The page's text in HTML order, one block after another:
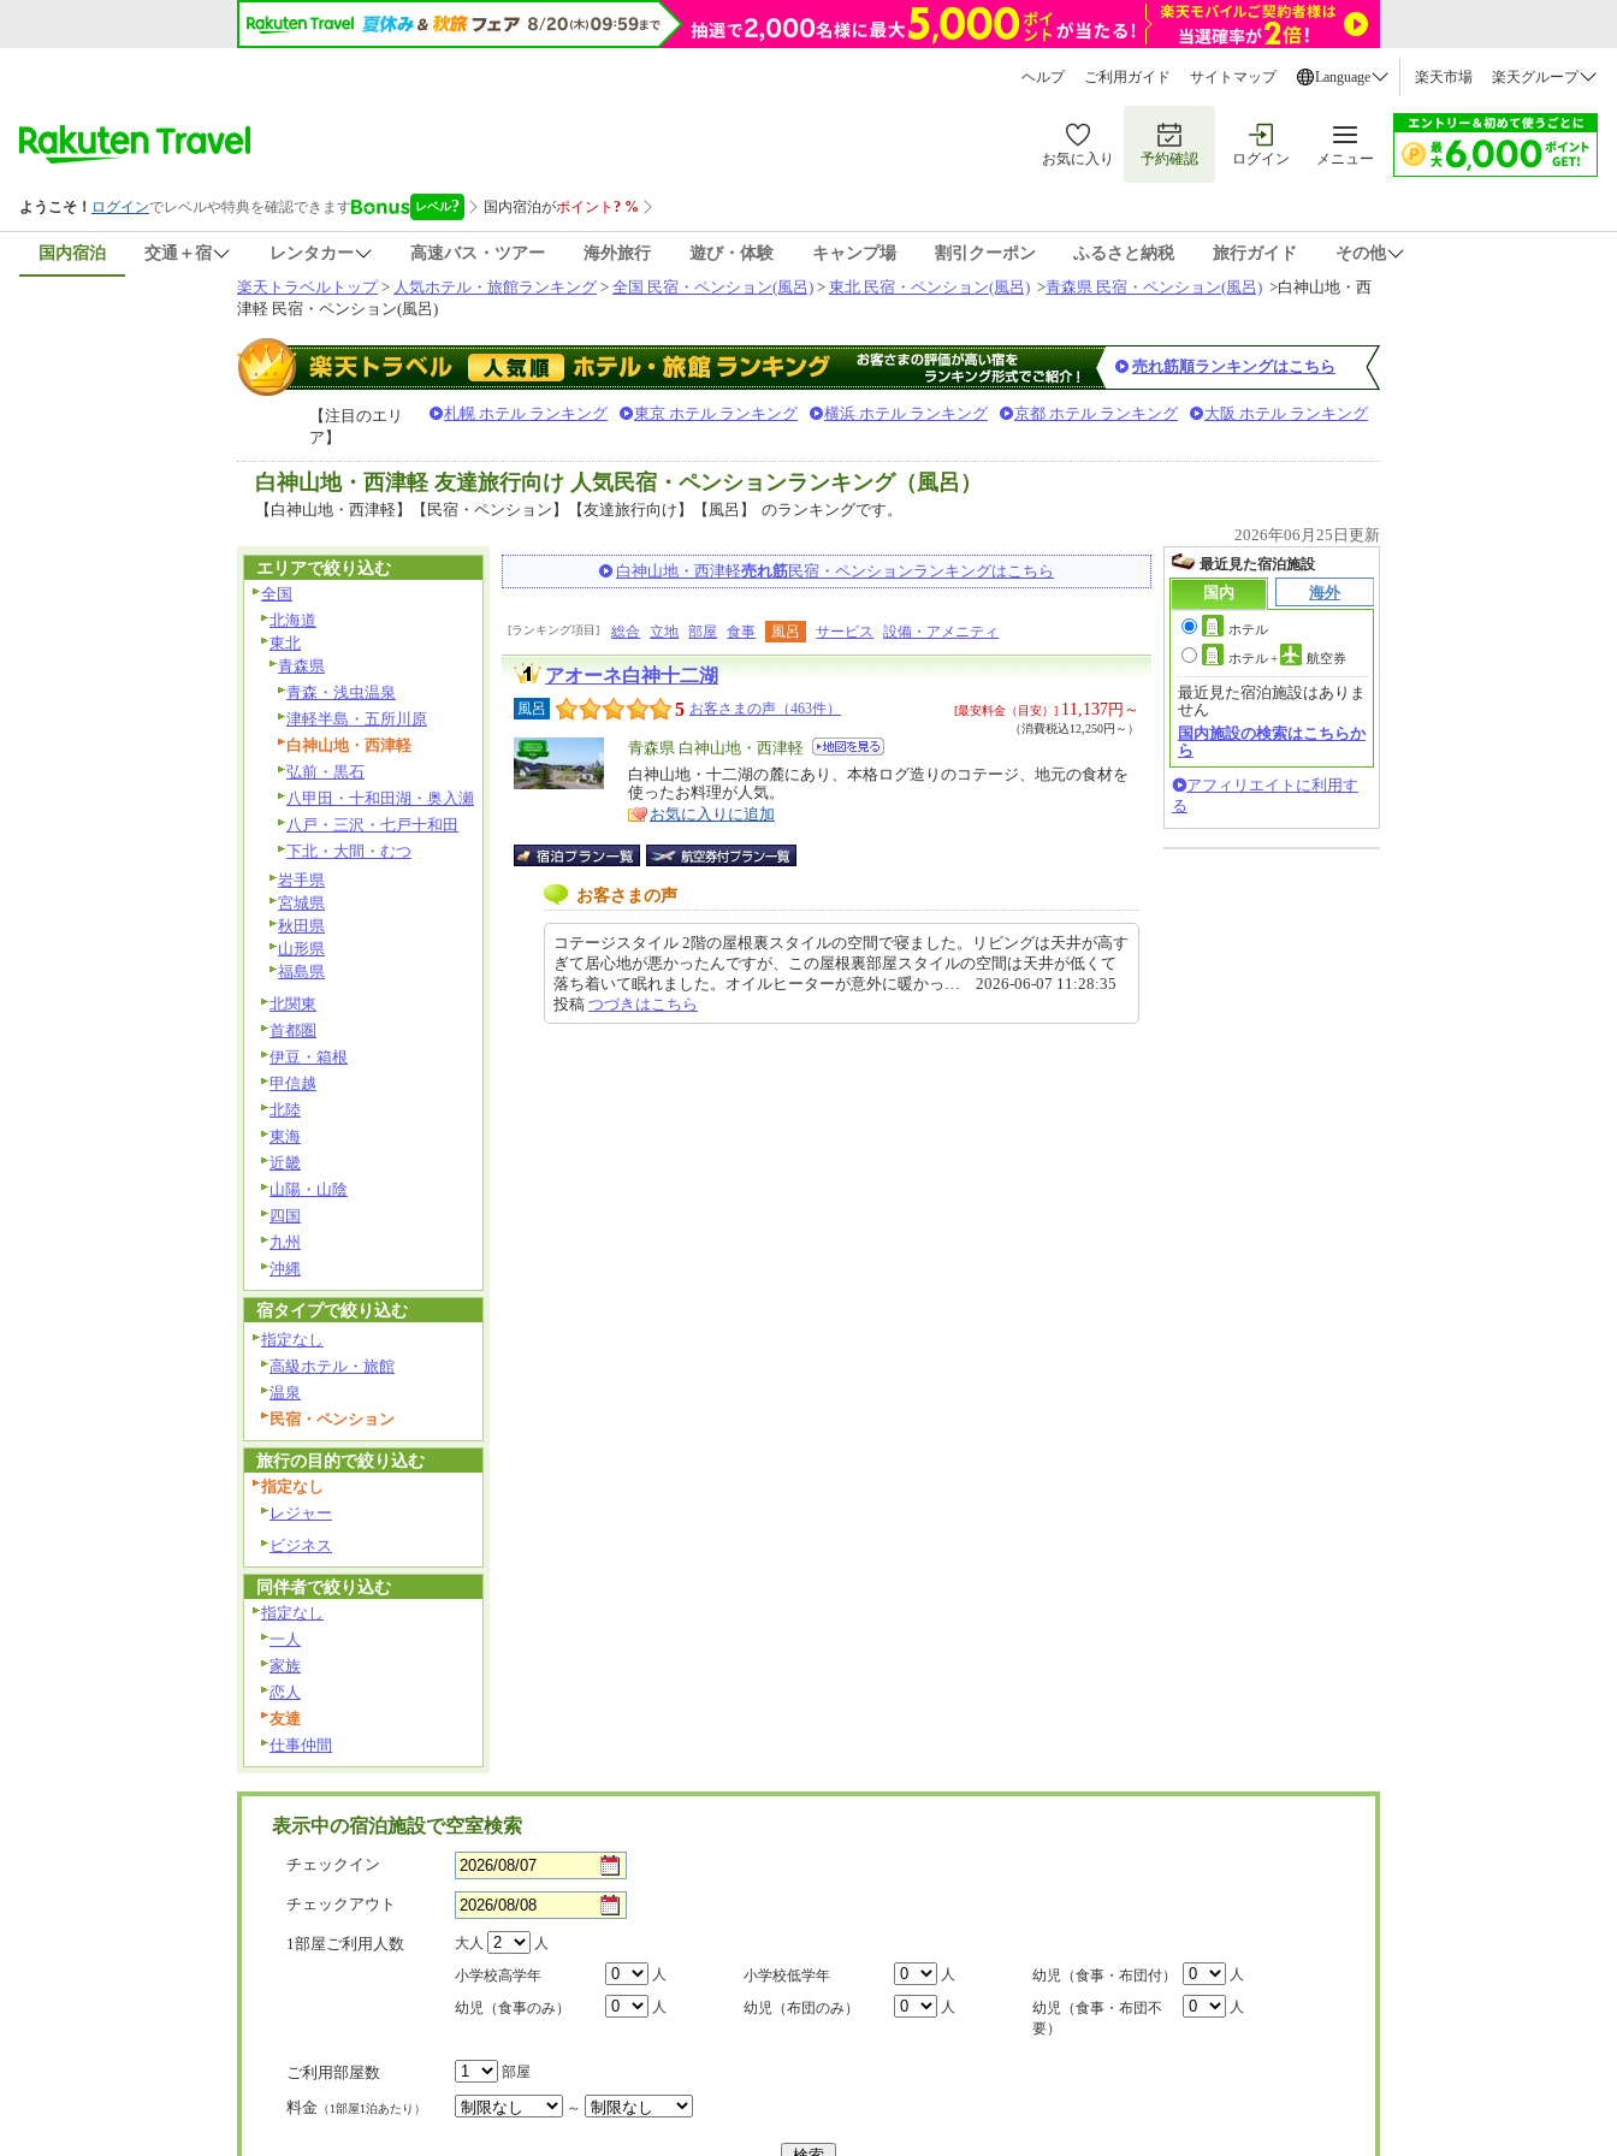
ヘルプ ご利用ガイド サイトマップ Language 楽天市場 楽天グループ
お気に入り 予約確認 ログイン メニュー
国内宿泊 交通＋宿 レンタカー 高速バス・ツアー 海外旅行 遊び・体験 キャンプ場 割引クーポン ふるさと納税 旅行ガイド
その他
楽天トラベルトップ> 人気ホテル・旅館ランキング > 全国 民宿・ペンション(風呂) > 東北 民宿・ペンション(風呂) >青森県 民宿・ペンション(風呂) >白神山地・西
津軽 民宿・ペンション(風呂)
売れ筋順ランキングはこちら
【注目のエリ
ア】
札幌 ホテル ランキング 東京 ホテル ランキング 横浜 ホテル ランキング 京都 ホテル ランキング 大阪 ホテル ランキング
白神山地・西津軽 友達旅行向け 人気民宿・ペンションランキング（風呂）
【白神山地・西津軽】【民宿・ペンション】【友達旅行向け】【風呂】
のランキングです。
2026年06月25日更新
白神山地・西津軽売れ筋民宿・ペンションランキングはこちら
[ランキング項目] 総合 立地 部屋 食事 風呂 サービス 設備・アメニティ
アオーネ白神十二湖
風呂 5 お客さまの声（463件） [最安料金（目安）] 11,137円～
（消費税込12,250円～）
エ
リ
ア
青森県 白神山地・西津軽
特
徴
白神山地・十二湖の麓にあり、本格ログ造りのコテージ、地元の食材を
使ったお料理が人気。
お気に入りに追加
お客さまの声
コテージスタイル 2階の屋根裏スタイルの空間で寝ました。リビングは天井が高す
ぎて居心地が悪かったんですが、この屋根裏部屋スタイルの空間は天井が低くて
落ち着いて眠れました。オイルヒーターが意外に暖かっ… 2026-06-07 11:28:35
投稿 つづきはこちら
最近見た宿泊施設
国内
海外
ホテル
ホテル+ 航空券
最近見た宿泊施設はありま
せん
国内施設の検索はこちらか
ら
アフィリエイトに利用す
る
エリアで絞り込む
全国
北海道
東北
青森県
青森・浅虫温泉
津軽半島・五所川原
白神山地・西津軽
弘前・黒石
八甲田・十和田湖・奥入瀬
八戸・三沢・七戸十和田
下北・大間・むつ
岩手県
宮城県
秋田県
山形県
福島県
北関東
首都圏
伊豆・箱根
甲信越
北陸
東海
近畿
山陽・山陰
四国
九州
沖縄
宿タイプで絞り込む
指定なし
高級ホテル・旅館
温泉
民宿・ペンション
旅行の目的で絞り込む
指定なし
レジャー
ビジネス
同伴者で絞り込む
指定なし
一人
家族
恋人
友達
仕事仲間
表示中の宿泊施設で空室検索
チェックイン
チェックアウト
1部屋ご利用人数 大人
人
小学校高学年
人 小学校低学年 人 幼児（食事・布団付）
人
幼児（食事のみ）
人 幼児（布団のみ） 人
幼児（食事・布団不
要）
人
ご利用部屋数 部屋
料金 （1部屋1泊あたり） ～